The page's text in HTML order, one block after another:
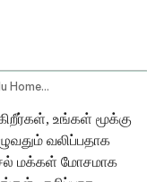
Common Cold And Flu Home Remedies And Otc Medication
உங்கள் மூக்கு
வலிப்பதாக
மக்கள் மோசமாக